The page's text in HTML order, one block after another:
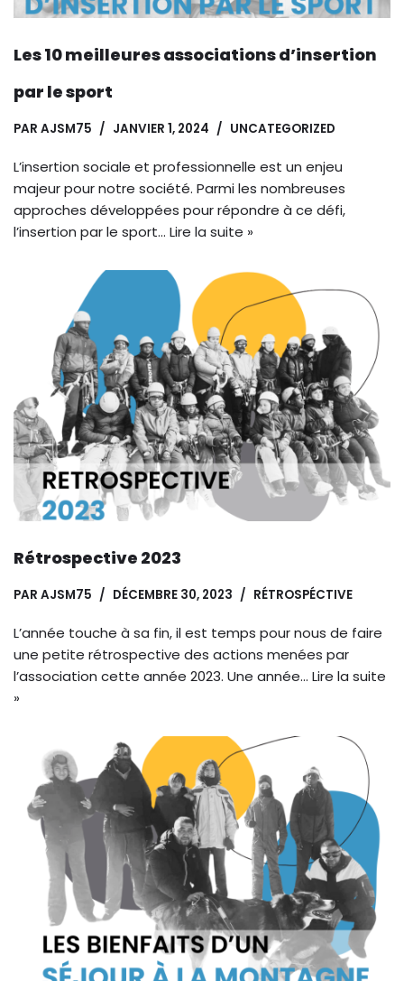
Les 10 meilleures associations d’insertion
par le sport
PAR AJSM75 JANVIER 1, 2024 UNCATEGORIZED
L’insertion sociale et professionnelle est un enjeu
majeur pour notre société. Parmi les nombreuses
approches développées pour répondre à ce défi,
l’insertion par le sport… Lire la suite »
Rétrospective 2023
PAR AJSM75 DÉCEMBRE 30, 2023 RÉTROSPÉCTIVE
L’année touche à sa fin, il est temps pour nous de faire
une petite rétrospective des actions menées par
l’association cette année 2023. Une année… Lire la suite
»